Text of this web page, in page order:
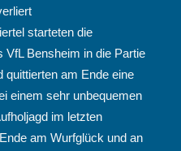
starteten die
VfL Bensheim in die Partie
quittierten am Ende eine
einem sehr unbequemen
im letzten
am Wurfglück und an